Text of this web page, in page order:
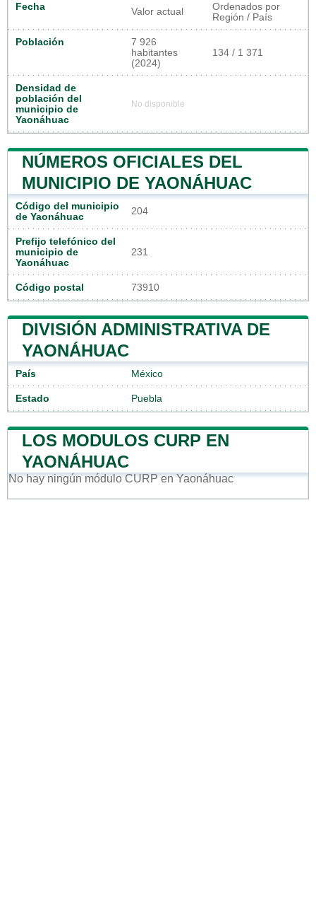
Fecha Valor actual
Ordenados por
Región / País
Población
7 926
habitantes
(2024)
134 / 1 371
Densidad de
población del
municipio de
Yaonáhuac
No disponible
NÚMEROS OFICIALES DEL
MUNICIPIO DE YAONÁHUAC
Código del municipio
de Yaonáhuac
204
Prefijo telefónico del
municipio de
Yaonáhuac
231
Código postal 73910
DIVISIÓN ADMINISTRATIVA DE
YAONÁHUAC
País México
Estado Puebla
LOS MODULOS CURP EN
YAONÁHUAC
No hay ningún módulo CURP en Yaonáhuac